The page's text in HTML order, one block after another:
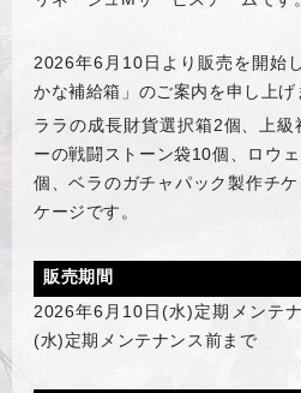
2026年6月10日より販売を開始
かな補給箱」のご案内を申し上げ
ララの成長財貨選択箱2個、上
ーの戦闘ストーン袋10個、ロウ
個、ベラのガチャパック製作チ
ケージです。
販売期間
2026年6月10日(水)定期メンテ
(水)定期メンテナンス前まで